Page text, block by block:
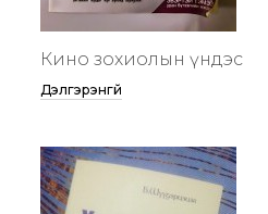
Кино зохиолын үндэс
Дэлгэрэнгүй